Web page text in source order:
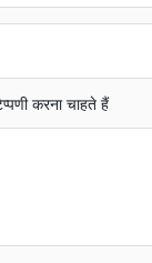
करना चाहते हैं